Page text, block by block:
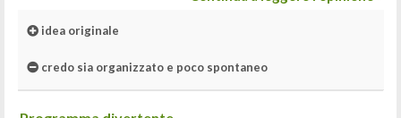
idea originale
credo sia organizzato e poco spontaneo